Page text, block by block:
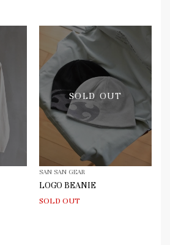
SOLD OUT
SAN SAN GEAR
LOGO BEANIE
SOLD OUT